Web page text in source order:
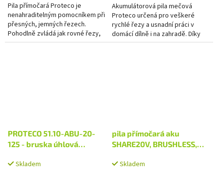
Pila přímočará Proteco je
nenahraditelným pomocníkem při
přesných, jemných řezech.
Pohodlně zvládá jak rovné řezy,
tak i plynulé oblouky a linie všech
Akumulátorová pila mečová
Proteco určená pro veškeré
rychlé řezy a usnadní práci v
domácí dílně i na zahradě. Díky
akumulátorovému pohonu pily
PROTECO 51.10-ABU-20-
125 - bruska úhlová
V bez aku
Skladem
pila přímočará aku
SHARE20V, BRUSHLESS,
Skladem